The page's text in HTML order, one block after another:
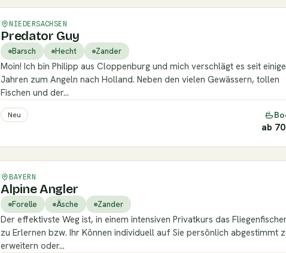
NIEDERSACHSEN
Predator Guy
Barsch Hecht Zander
Moin! Ich bin Philipp aus Cloppenburg und mich verschlägt es seit
Jahren zum Angeln nach Holland. Neben den vielen Gewässern, tollen
Fischen und der…
Neu
ab
BAYERN
Alpine Angler
Forelle Äsche Zander
Der effektivste Weg ist, in einem intensiven Privatkurs das
zu Erlernen bzw. Ihr Können individuell auf Sie persönlich abgestimmt
erweitern oder…